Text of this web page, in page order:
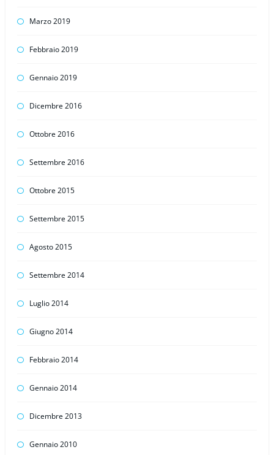
Marzo 2019
Febbraio 2019
Gennaio 2019
Dicembre 2016
Ottobre 2016
Settembre 2016
Ottobre 2015
Settembre 2015
Agosto 2015
Settembre 2014
Luglio 2014
Giugno 2014
Febbraio 2014
Gennaio 2014
Dicembre 2013
Gennaio 2010